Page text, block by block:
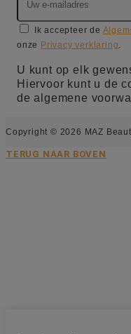
Ik accepteer de
onze Privacy verklaring.
U kunt op elk
Hiervoor kunt u de
de algemene
Copyright © 2026 MAZ
TERUG NAAR BOVEN